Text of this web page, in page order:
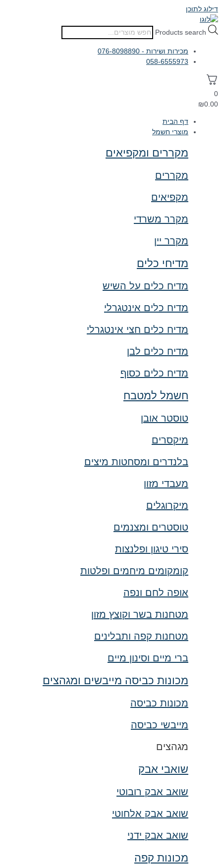
דילוג לתוכן
Products search
מכירות ושירות - 076-8098890
058-6555973
0
₪0.00
דף הבית
מוצרי חשמל
מקררים ומקפיאים
מקררים
מקפיאים
מקרר משרדי
מקרר יין
מדיחי כלים
מדיח כלים על השיש
מדיח כלים אינטגרלי
מדיח כלים חצי אינטגרלי
מדיח כלים לבן
מדיח כלים כסוף
חשמל למטבח
טוסטר אובן
מיקסרים
בלנדרים ומסחטות מיצים
מעבדי מזון
מיקרוגלים
טוסטרים ומצנמים
סירי טיגון ופלנצות
קומקומים מיחמים ופלטות
אופה לחם ונפה
מטחנות בשר וקוצץ מזון
מטחנות קפה ותבלינים
ברי מיים וסינון מיים
מכונות כביסה מייבשים ומגהצים
מכונות כביסה
מייבשי כביסה
מגהצים
שואבי אבק
שואב אבק רובוטי
שואב אבק אלחוטי
שואב אבק ידני
מכונות קפה